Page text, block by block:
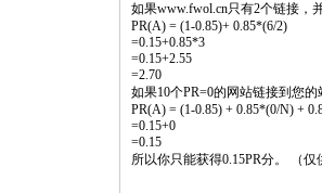
如果www.fwol.cn只有2个链接，
PR(A) = (1-0.85)+ 0.85*(6/2)
=0.15+0.85*3
=0.15+2.55
=2.70
如果10个PR=0的网站链接到您的
PR(A) = (1-0.85) + 0.85*(0/N) +
=0.15+0
=0.15
所以你只能获得0.15PR分。 （仅